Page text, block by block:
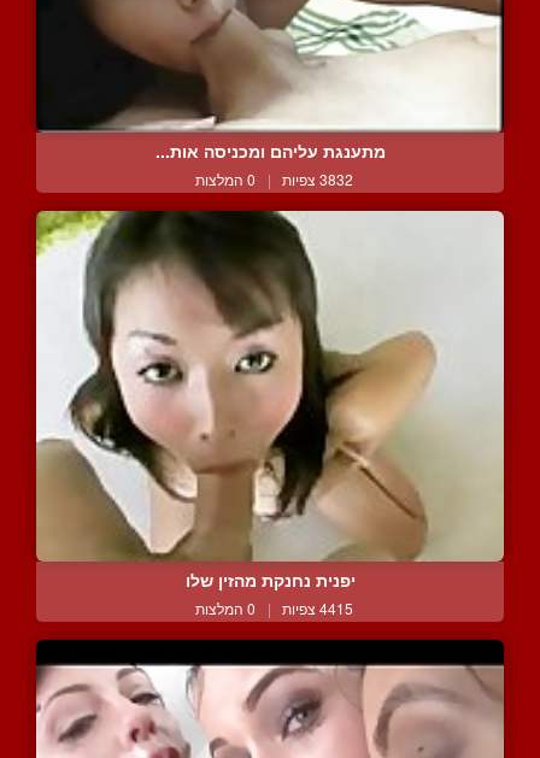
מתענגת עליהם ומכניסה אות...
3832 צפיות | 0 המלצות
יפנית נחנקת מהזין שלו
4415 צפיות | 0 המלצות